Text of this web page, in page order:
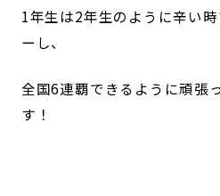
1年生は2年生のように辛い
ーし、
全国6連覇できるように頑張
す！